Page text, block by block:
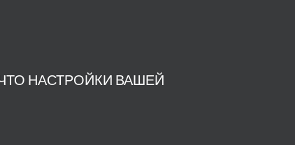
НАСТРОЙКИ ВАШЕЙ